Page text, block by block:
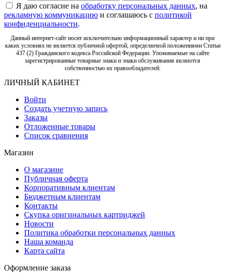
Я даю согласие на обработку персональных данных, на
рекламную коммуникацию и соглашаюсь с политикой
конфиденциальности.
Данный интернет-сайт носит исключительно информационный характер и ни при
каких условиях не является публичной офертой, определяемой положениями Статьи
437 (2) Гражданского кодекса Российской Федерации. Упоминаемые на сайте
зарегистрированные товарные знаки и знаки обслуживания являются
собственностью их правообладателей.
ЛИЧНЫЙ КАБИНЕТ
Войти
Создать учетную запись
Заказы
Отложенные товары
Список сравнения
Магазин
О магазине
Публичная оферта
Корпоративным клиентам
Бюджетным клиентам
Контакты
Скупка оригинальных картриджей
Новости
Политика обработки персональных данных
Наша команда
Карта сайта
Оформление заказа